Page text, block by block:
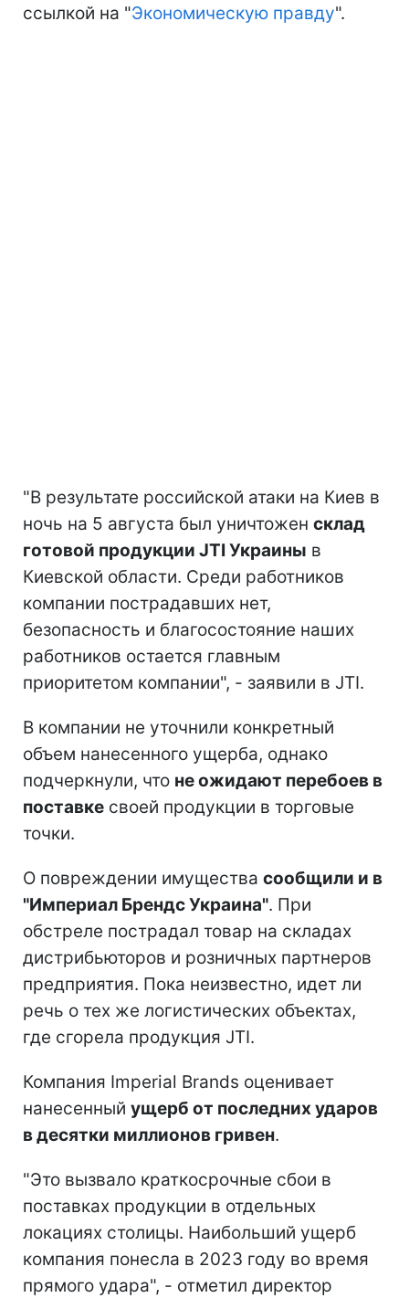
ссылкой на "Экономическую правду".
"В результате российской атаки на Киев в
ночь на 5 августа был уничтожен склад
готовой продукции JTI Украины в
Киевской области. Среди работников
компании пострадавших нет,
безопасность и благосостояние наших
работников остается главным
приоритетом компании", - заявили в JTI.
В компании не уточнили конкретный
объем нанесенного ущерба, однако
подчеркнули, что не ожидают перебоев в
поставке своей продукции в торговые
точки.
О повреждении имущества сообщили и в
"Империал Брендс Украина". При
обстреле пострадал товар на складах
дистрибьюторов и розничных партнеров
предприятия. Пока неизвестно, идет ли
речь о тех же логистических объектах,
где сгорела продукция JTI.
Компания Imperial Brands оценивает
нанесенный ущерб от последних ударов
в десятки миллионов гривен.
"Это вызвало краткосрочные сбои в
поставках продукции в отдельных
локациях столицы. Наибольший ущерб
компания понесла в 2023 году во время
прямого удара", - отметил директор